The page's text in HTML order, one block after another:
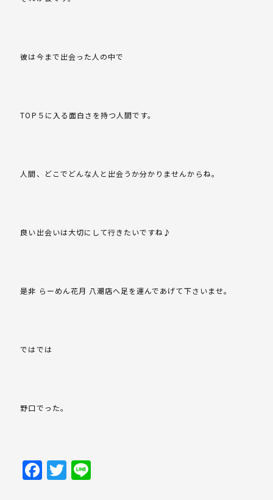
彼は今まで出会った人の中で
TOP５に入る面白さを持つ人間です。
人間、どこでどんな人と出会うか分かりませんからね。
良い出会いは大切にして行きたいですね♪
是非 らーめん花月 八潮店へ足を運んであげて下さいませ。
ではでは
野口でった。
Facebook
Twitter